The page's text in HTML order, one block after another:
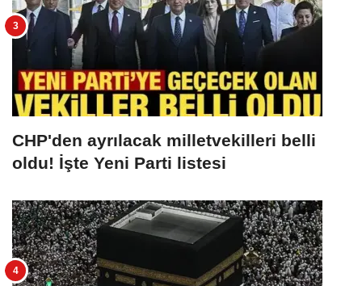
CHP'den ayrılacak milletvekilleri belli
oldu! İşte Yeni Parti listesi